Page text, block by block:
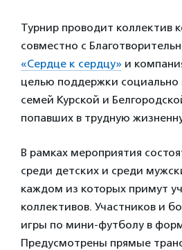
Турнир проводит коллектив
совместно с
«Сердце к сердцу» и
целью поддержки
семей Курской и
попавших в трудную
В рамках мероприятия
среди детских и среди
каждом из которых примут
коллективов. Участников и
игры по мини-футболу в
Предусмотрены прямые